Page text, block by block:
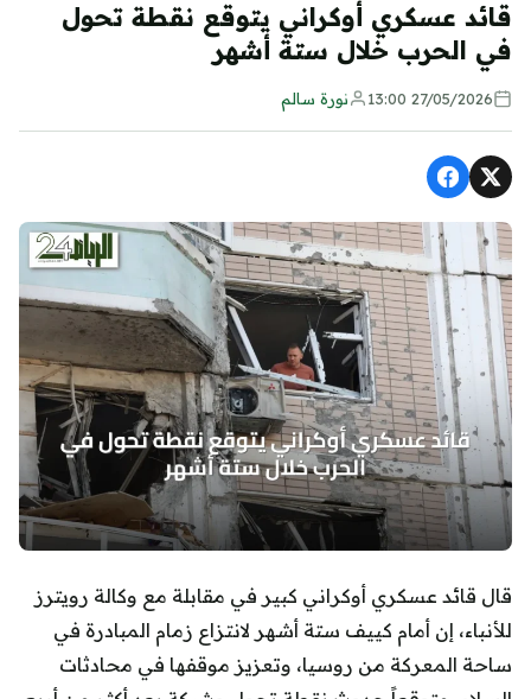
قائد عسكري أوكراني يتوقع نقطة تحول
في الحرب خلال ستة أشهر
27/05/2026 13:00 نورة سالم
قال قائد عسكري أوكراني كبير في مقابلة مع وكالة رويترز
للأنباء، إن أمام كييف ستة أشهر لانتزاع زمام المبادرة في
ساحة المعركة من روسيا، وتعزيز موقفها في محادثات